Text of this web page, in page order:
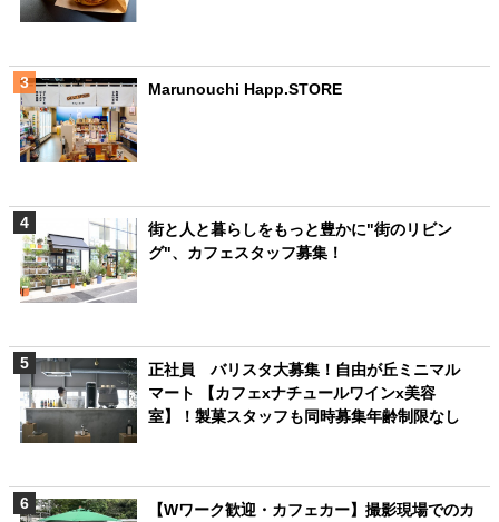
Marunouchi Happ.STORE
街と人と暮らしをもっと豊かに"街のリビン
グ"、カフェスタッフ募集！
正社員 バリスタ大募集！自由が丘ミニマル
マート 【カフェxナチュールワインx美容
室】！製菓スタッフも同時募集年齢制限なし
【Wワーク歓迎・カフェカー】撮影現場でのカ